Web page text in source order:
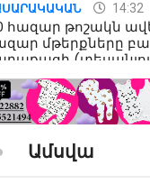
14:32
հազար թոշակն
մթերքները
10:52
տալու
այս երկու
Ամսվա